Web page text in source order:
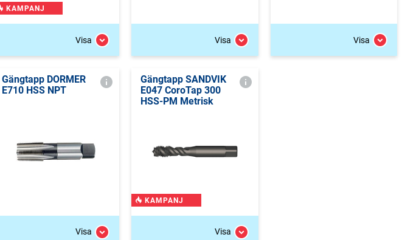
KAMPANJ
Visa Visa Visa
Gängtapp DORMER
E710 HSS NPT
Visa
Gängtapp SANDVIK
E047 CoroTap 300
HSS-PM Metrisk
KAMPANJ
Visa